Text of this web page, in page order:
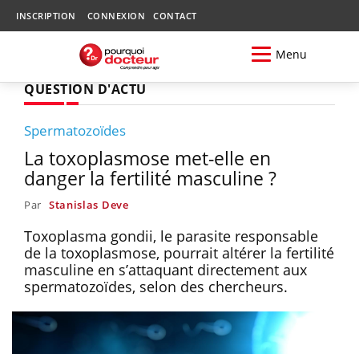
INSCRIPTION CONNEXION CONTACT
Menu
QUESTION D'ACTU
Spermatozoïdes
La toxoplasmose met-elle en
danger la fertilité masculine ?
Par Stanislas Deve
Toxoplasma gondii, le parasite responsable
de la toxoplasmose, pourrait altérer la fertilité
masculine en s’attaquant directement aux
spermatozoïdes, selon des chercheurs.